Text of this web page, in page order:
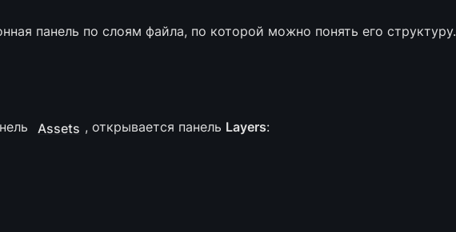
панель по слоям файла, по которой можно понять его структуру.
Assets , открывается панель Layers: